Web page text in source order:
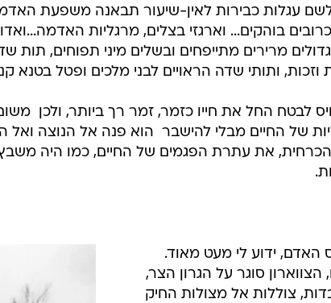
עגלות כבירות לאין-שיעור תבאנה משפעת
בוהקים... וארגזי בצלים, מרגליות
מרירים מתייפחים ובשלים מיני תפוחים, תות
וזכות, ותותי שדה הראויים לבני מלכים ופטל בטנא
לבטח החל את חייו כזמר, זמר רך ביותר, ולכן 
של החיים מבלי להישבר  הוא פנה אל הנוצה ואל
את עתרת הפגמים של החיים, כמו היה משבץ
האדם, ידוע לי מעט מאוד.
סוגר על הגרון הצר,
צוללות אל מצולות החיק